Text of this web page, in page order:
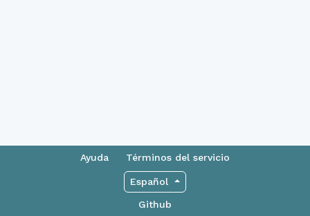
Ayuda Términos del servicio
Español
Github